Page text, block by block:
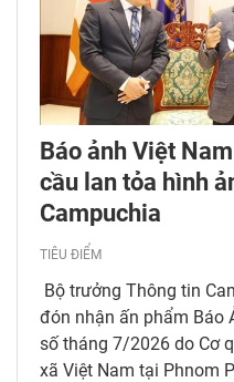
Báo ảnh Việt
cầu lan tỏa hình
Campuchia
TIÊU ĐIỂM
Bộ trưởng Thông tin
đón nhận ấn phẩm Báo
số tháng 7/2026 do Cơ
xã Việt Nam tại Phnom